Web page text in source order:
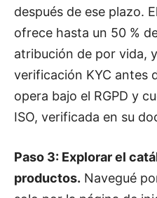
después de ese plazo.
ofrece hasta un 50 %
atribución de por vida,
verificación KYC antes
opera bajo el RGPD y
ISO, verificada en su
Paso 3: Explorar el
productos. Navegué